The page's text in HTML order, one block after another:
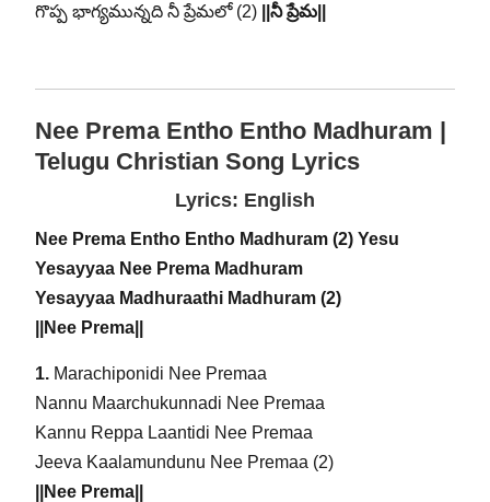
గొప్ప భాగ్యమున్నది నీ ప్రేమలో (2)
||నీ ప్రేమ||
Nee Prema Entho Entho Madhuram |
Telugu Christian Song Lyrics
Lyrics: English
Nee Prema Entho Entho Madhuram (2) Yesu
Yesayyaa Nee Prema Madhuram
Yesayyaa Madhuraathi Madhuram (2)
||Nee Prema||
1. Marachiponidi Nee Premaa
Nannu Maarchukunnadi Nee Premaa
Kannu Reppa Laantidi Nee Premaa
Jeeva Kaalamundunu Nee Premaa (2)
||Nee Prema||